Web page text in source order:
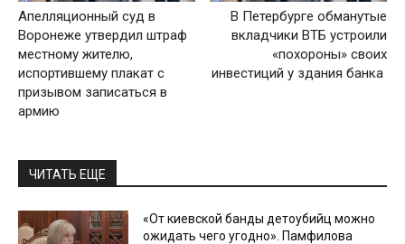
Апелляционный суд в
Воронеже утвердил штраф
местному жителю,
испортившему плакат с
призывом записаться в
армию
В Петербурге обманутые
вкладчики ВТБ устроили
«похороны» своих
инвестиций у здания банка
ЧИТАТЬ ЕЩЕ
«От киевской банды детоубийц можно
ожидать чего угодно». Памфилова